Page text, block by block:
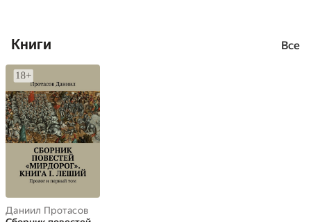
Книги Все
Даниил Протасов